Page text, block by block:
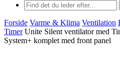
Forside Varme & Klima Ventilation
Timer Unite Silent ventilator med
System+ komplet med front panel